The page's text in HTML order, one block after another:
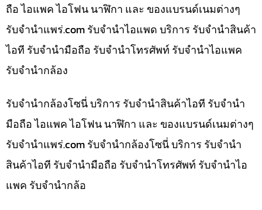
ถือ ไอแพค ไอโฟน นาฬิกา และ ของแบรนด์เนมต่างๆ
รับจํานําแพร่.com รับจำนำไอแพด บริการ รับจำนำสินค้า
ไอที รับจำนำมือถือ รับจำนำโทรศัพท์ รับจำนำไอแพค
รับจำนำกล้อง
รับจำนำกล้องโซนี่ บริการ รับจำนำสินค้าไอที รับจำนำ
มือถือ ไอแพค ไอโฟน นาฬิกา และ ของแบรนด์เนมต่างๆ
รับจํานําแพร่.com รับจำนำกล้องโซนี่ บริการ รับจำนำ
สินค้าไอที รับจำนำมือถือ รับจำนำโทรศัพท์ รับจำนำไอ
แพค รับจำนำกล้อ